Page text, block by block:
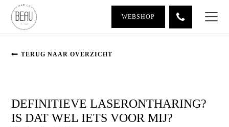
WEBSHOP
TERUG NAAR OVERZICHT
DEFINITIEVE LASERONTHARING?
IS DAT WEL IETS VOOR MIJ?